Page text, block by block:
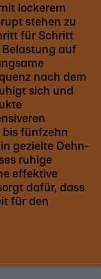
lockerem
stehen zu
für Schritt
Belastung auf
nach dem
sich und
bis fünfzehn
gezielte Dehn-
ruhige
effektive
dafür, dass
für den